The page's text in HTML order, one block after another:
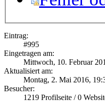
Eintrag:
#995
Eingetragen am:
Mittwoch, 10. Februar
Aktualisiert am:
Montag, 2. Mai 2016,
Besucher:
1219 Profilseite /0